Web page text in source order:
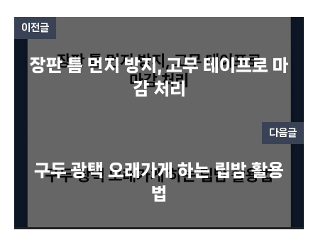
이전글
장판 틈 먼지 방지, 고무 테이프로 마
감 처리
다음글
구두 광택 오래가게 하는 립밤 활용
법